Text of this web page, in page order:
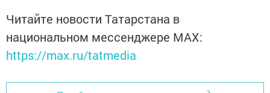
Читайте новости Татарстана в
национальном мессенджере MАХ:
https://max.ru/tatmedia